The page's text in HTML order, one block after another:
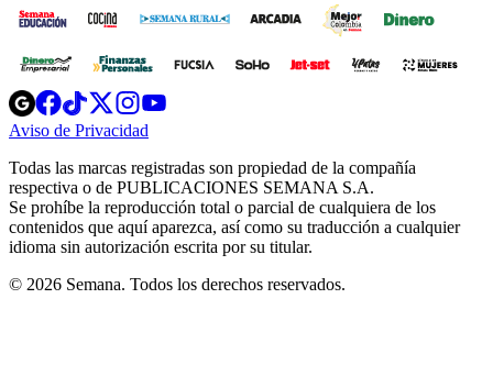
Opens
in
new
Opens
in
new
Opens
in
new
window
Opens
new
windowwindow
Aviso de Privacidad
new
window
Todas las marcas registradas son propiedad de la compañía
respectiva o de PUBLICACIONES SEMANA S.A.
Se prohíbe la reproducción total o parcial de cualquiera de los
contenidos que aquí aparezca, así como su traducción a cualquier
idioma sin autorización escrita por su titular.
© 2026 Semana. Todos los derechos reservados.